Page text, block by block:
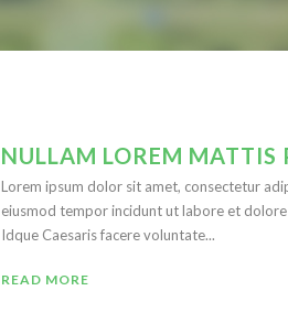
NULLAM LOREM MATTIS
Lorem ipsum dolor sit amet, consectetur
eiusmod tempor incidunt ut labore et dolore
Idque Caesaris facere voluntate...
READ MORE